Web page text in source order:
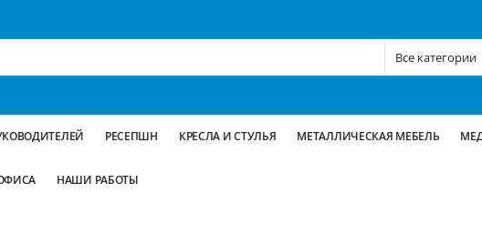
РЕСЕПШН КРЕСЛА И СТУЛЬЯ МЕТАЛЛИЧЕСКАЯ МЕБЕЛЬ
НАШИ РАБОТЫ